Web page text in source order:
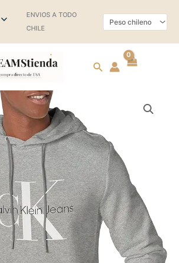
ENVIOS A TODO
CHILE
Buscar